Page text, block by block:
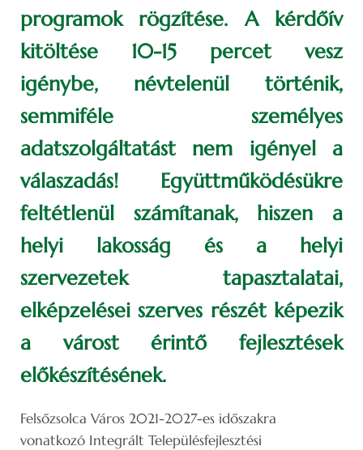
programok rögzítése. A kérdőív
kitöltése 10-15 percet vesz
igénybe, névtelenül történik,
semmiféle személyes
adatszolgáltatást nem igényel a
válaszadás! Együttműködésükre
feltétlenül számítanak, hiszen a
helyi lakosság és a helyi
szervezetek tapasztalatai,
elképzelései szerves részét képezik
a várost érintő fejlesztések
előkészítésének.
Felsőzsolca Város 2021-2027-es időszakra
vonatkozó Integrált Településfejlesztési